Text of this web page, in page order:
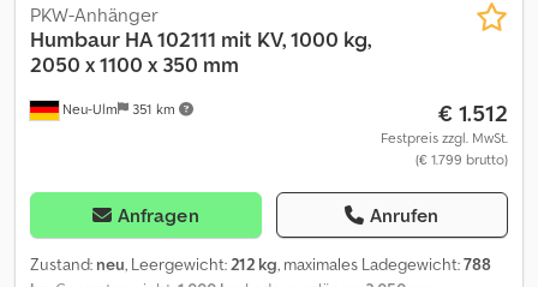
Neu-Ulm 351 km
PKW-Anhänger
Humbaur HA 102111 mit KV, 1000 kg,
2050 x 1100 x 350 mm
€ 1.512
Festpreis zzgl. MwSt.
(€ 1.799 brutto)
Anfragen Anrufen
Zustand: neu, Leergewicht: 212 kg, maximales Ladegewicht:788